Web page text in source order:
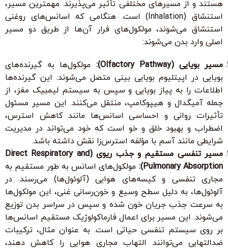
هستند و از مسیرهای مختلفی تأثیر می‌پذیرند. مهمترین مسیر،
استنشاق (Inhalation) است. هنگامی که اسانس‌های روغنی
استنشاق می‌شوند، مولکول‌های فرار آن‌ها از طریق دو مسیر
اصلی وارد بدن می‌شوند:
مسیر بویایی (Olfactory Pathway):
مولکول‌ها به گیرنده‌های
بویایی در اپیتلیوم بویایی بینی متصل می‌شوند. این گیرنده‌ها
اطلاعات را به پیاز بویایی و سپس به سیستم لیمبیک مغز، از
جمله آمیگدال و هیپوکامپ، منتقل می‌کنند. این مسیر مسئول
تأثیرات روانی و احساسی اسانس‌ها مانند کاهش استرس،
اضطراب و بهبود خلق و خو است که خود می‌تواند در مدیریت
شرایطی مانند آسم با مؤلفه استرس‌زا نقش داشته باشد.
مسیر تنفسی مستقیم و جذب ریوی (Direct Respiratory and
Pulmonary Absorption):
مولکول‌های اسانس به طور مستقیم به
مجاری تنفسی و کیسه‌های هوایی (آلوئول‌ها) می‌رسند. در
آلوئول‌ها، به دلیل سطح وسیع و خون‌رسانی غنی، این مولکول‌ها
به سرعت جذب جریان خون شده و سپس در سراسر بدن توزیع
می‌شوند. این مسیر برای اعمال فارماکولوژیک مستقیم اسانس‌ها
بر روی سیستم تنفسی حیاتی است. به عنوان مثال، ترکیبات
ضدالتهابی می‌توانند التهاب مجاری هوایی را کاهش دهند،